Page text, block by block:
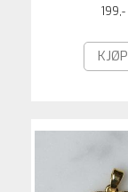
199,-
KJØP